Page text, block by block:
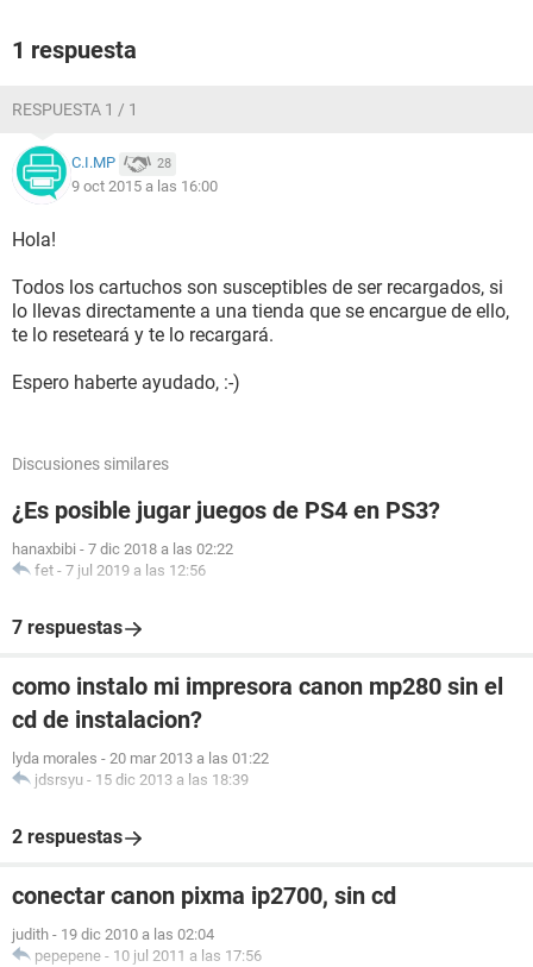
1 respuesta
RESPUESTA 1 / 1
C.I.MP 28
9 oct 2015 a las 16:00
Hola!
Todos los cartuchos son susceptibles de ser recargados, si
lo llevas directamente a una tienda que se encargue de ello,
te lo reseteará y te lo recargará.
Espero haberte ayudado, :-)
Discusiones similares
¿Es posible jugar juegos de PS4 en PS3?
hanaxbibi - 7 dic 2018 a las 02:22
fet - 7 jul 2019 a las 12:56
7 respuestas
como instalo mi impresora canon mp280 sin el
cd de instalacion?
lyda morales - 20 mar 2013 a las 01:22
jdsrsyu - 15 dic 2013 a las 18:39
2 respuestas
conectar canon pixma ip2700, sin cd
judith - 19 dic 2010 a las 02:04
pepepene - 10 jul 2011 a las 17:56